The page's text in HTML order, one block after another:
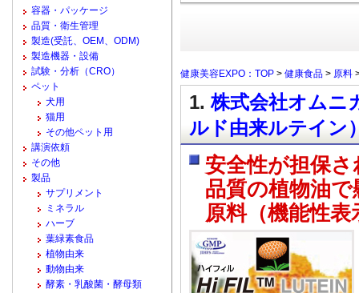
健康美容EXPO：TOP > 健康食品 > 原料
1.株式会社オムニ
ルド由来ルテイン
安全性が担保
品質の植物油
原料（機能性表
容器・パッケージ
品質・衛生管理
製造(受託、OEM、ODM)
製造機器・設備
試験・分析（CRO）
ペット
犬用
猫用
その他ペット用
講演依頼
その他
製品
サプリメント
ミネラル
ハーブ
葉緑素食品
植物由来
動物由来
酵素・乳酸菌・酵母類